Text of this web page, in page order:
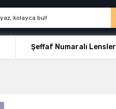
Şeffaf Numaralı Lensler